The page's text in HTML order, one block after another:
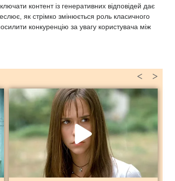
контент із генеративних відповідей дає
як стрімко змінюється роль класичного
конкуренцію за увагу користувача між
>
<